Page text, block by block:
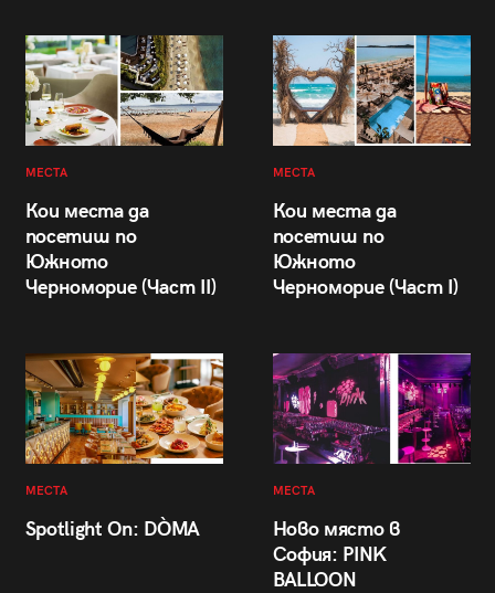
МЕСТА
Кои места да
посетиш по
Южното
Черноморие (Част II)
МЕСТА
Кои места да
посетиш по
Южното
Черноморие (Част I)
МЕСТА
Spotlight On: DÒMA
МЕСТА
Ново място в
София: PINK
BALLOON